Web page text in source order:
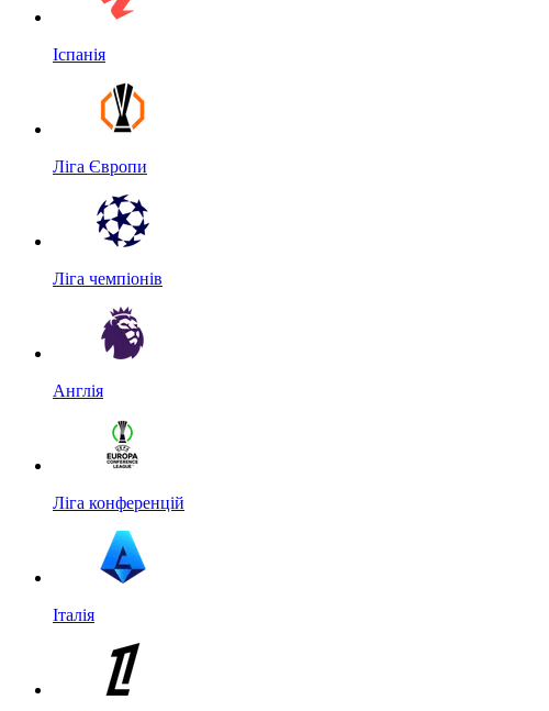
Іспанія
Ліга Європи
Ліга чемпіонів
Англія
Ліга конференцій
Італія